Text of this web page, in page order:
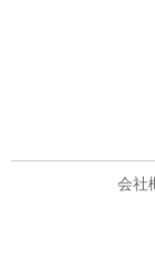
会社